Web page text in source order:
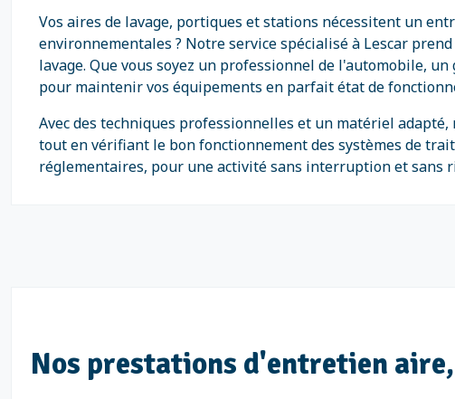
Vos aires de lavage, portiques et stations nécessitent un
environnementales ? Notre service spécialisé à Lescar
lavage. Que vous soyez un professionnel de l'automobile,
pour maintenir vos équipements en parfait état de
Avec des techniques professionnelles et un matériel
tout en vérifiant le bon fonctionnement des systèmes de
réglementaires, pour une activité sans interruption et sans
Nos prestations d'entretien